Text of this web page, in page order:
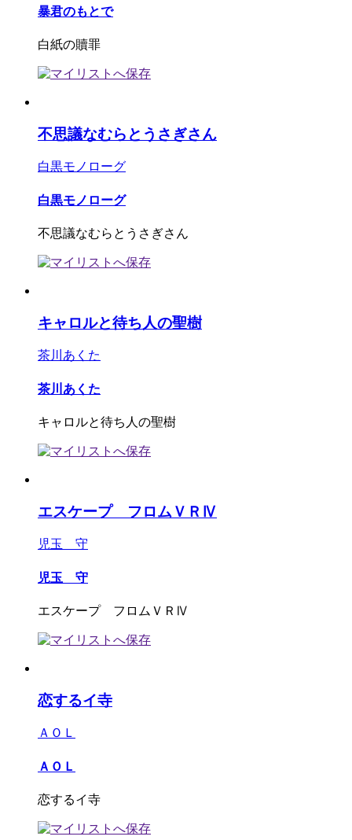
暴君のもとで
白紙の贖罪
不思議なむらとうさぎさん
白黒モノローグ
白黒モノローグ
不思議なむらとうさぎさん
キャロルと待ち人の聖樹
茶川あくた
茶川あくた
キャロルと待ち人の聖樹
エスケープ フロムＶＲⅣ
児玉 守
児玉 守
エスケープ フロムＶＲⅣ
恋するイ寺
ＡＯＬ
ＡＯＬ
恋するイ寺